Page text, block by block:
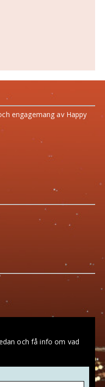
engagemang av Happy
och få info om vad